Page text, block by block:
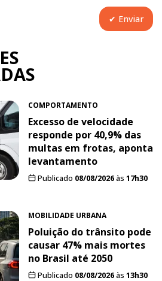
COMPORTAMENTO
Excesso de velocidade
responde por 40,9% das
multas em frotas, aponta
levantamento
Publicado 08/08/2026às 17h30
MOBILIDADE URBANA
Poluição do trânsito pode
causar 47% mais mortes
no Brasil até 2050
Publicado 08/08/2026às 13h30